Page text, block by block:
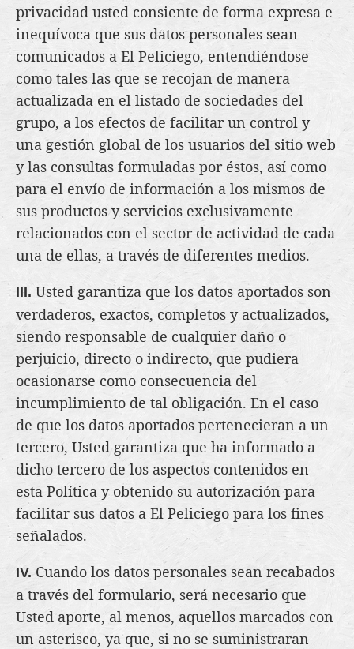
privacidad usted consiente de forma expresa e
inequívoca que sus datos personales sean
comunicados a El Peliciego, entendiéndose
como tales las que se recojan de manera
actualizada en el listado de sociedades del
grupo, a los efectos de facilitar un control y
una gestión global de los usuarios del sitio web
y las consultas formuladas por éstos, así como
para el envío de información a los mismos de
sus productos y servicios exclusivamente
relacionados con el sector de actividad de cada
una de ellas, a través de diferentes medios.
III. Usted garantiza que los datos aportados son
verdaderos, exactos, completos y actualizados,
siendo responsable de cualquier daño o
perjuicio, directo o indirecto, que pudiera
ocasionarse como consecuencia del
incumplimiento de tal obligación. En el caso
de que los datos aportados pertenecieran a un
tercero, Usted garantiza que ha informado a
dicho tercero de los aspectos contenidos en
esta Política y obtenido su autorización para
facilitar sus datos a El Peliciego para los fines
señalados.
IV. Cuando los datos personales sean recabados
a través del formulario, será necesario que
Usted aporte, al menos, aquellos marcados con
un asterisco, ya que, si no se suministraran